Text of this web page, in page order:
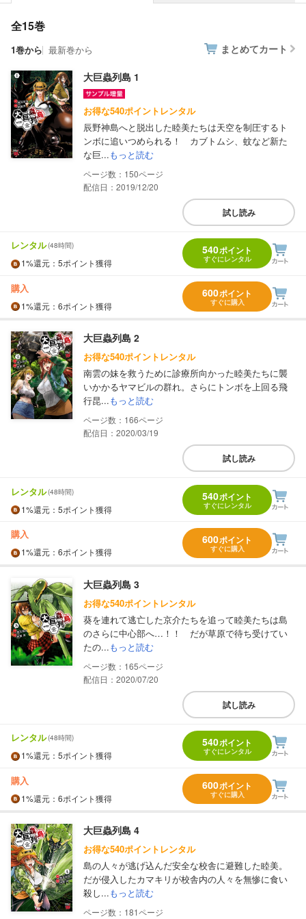
全15巻
1巻から 最新巻から まとめてカート
大巨蟲列島 1
お得な540ポイントレンタル
辰野神島へと脱出した睦美たちは天空を制圧するト
ンボに追いつめられる！ カブトムシ、蚊など新た
な巨...もっと読む
150
配信日：2019/12/20
試し読み
レンタル(48時間)
1%還元 ：5ポイント獲得
540ポイント
すぐにレンタル
購入
1%還元 ：6ポイント獲得
600ポイント
すぐに購入
大巨蟲列島 2
お得な540ポイントレンタル
南雲の妹を救うために診療所向かった睦美たちに襲
いかかるヤマビルの群れ。さらにトンボを上回る飛
行昆...もっと読む
166
配信日：2020/03/19
試し読み
レンタル(48時間)
1%還元 ：5ポイント獲得
540ポイント
すぐにレンタル
購入
1%還元 ：6ポイント獲得
600ポイント
すぐに購入
大巨蟲列島 3
お得な540ポイントレンタル
葵を連れて逃亡した京介たちを追って睦美たちは島
のさらに中心部へ…！！ だが草原で待ち受けてい
たの...もっと読む
165
配信日：2020/07/20
試し読み
レンタル(48時間)
1%還元 ：5ポイント獲得
540ポイント
すぐにレンタル
購入
1%還元 ：6ポイント獲得
600ポイント
すぐに購入
大巨蟲列島 4
お得な540ポイントレンタル
島の人々が逃げ込んだ安全な校舎に避難した睦美。
だが侵入したカマキリが校舎内の人々を無惨に食い
殺し...もっと読む
181